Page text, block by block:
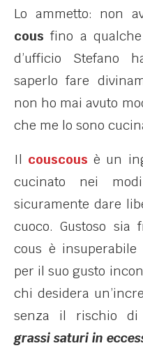
Lo ammetto: non
cous fino a
d’ufficio Stefano
saperlo fare
non ho mai avuto
che me lo sono
Il couscous è un
cucinato nei
sicuramente dare
cuoco. Gustoso sia
cous è
per il suo gusto
chi desidera
senza il rischio di
grassi saturi in